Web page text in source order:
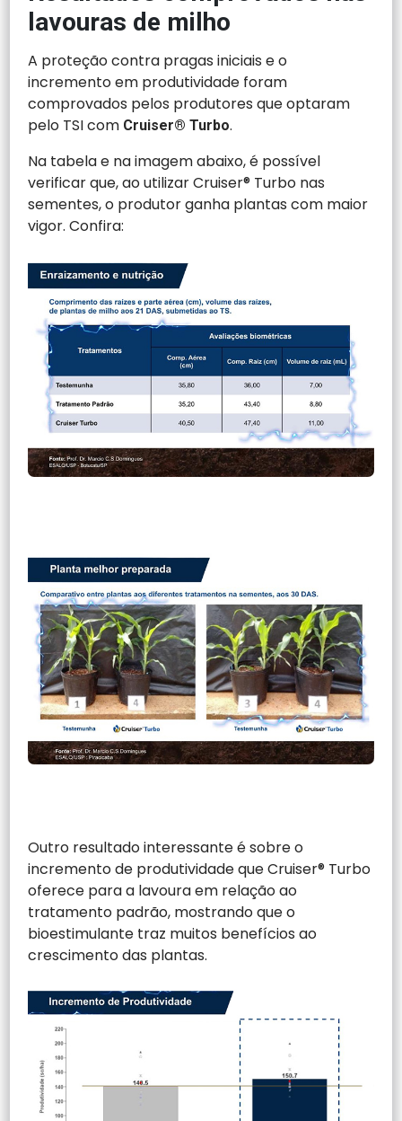
lavouras de milho
A proteção contra pragas iniciais e o
incremento em produtividade foram
comprovados pelos produtores que optaram
pelo TSI com Cruiser® Turbo.
Na tabela e na imagem abaixo, é possível
verificar que, ao utilizar Cruiser® Turbo nas
sementes, o produtor ganha plantas com maior
vigor. Confira:
Outro resultado interessante é sobre o
incremento de produtividade que Cruiser® Turbo
oferece para a lavoura em relação ao
tratamento padrão, mostrando que o
bioestimulante traz muitos benefícios ao
crescimento das plantas.